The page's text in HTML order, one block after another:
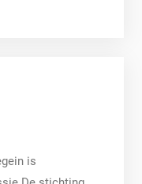
is